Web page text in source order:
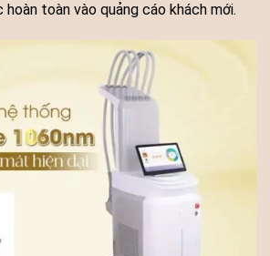
toàn vào quảng cáo khách mới.